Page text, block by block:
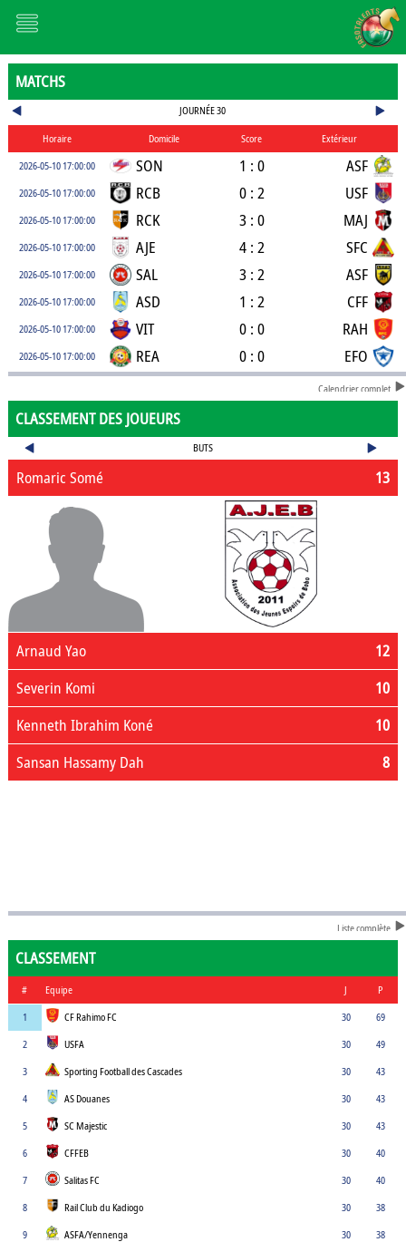
MATCHS
JOURNÉE 30
Horaire Domicile Score
Extérieur
2026-05-10 17:00:00
SON 1 : 0 ASF
2026-05-10 17:00:00 RCB 0 : 2 USF
2026-05-10 17:00:00 RCK 3 : 0 MAJ
2026-05-10 17:00:00 AJE 4 : 2 SFC
2026-05-10 17:00:00 SAL 3 : 2 ASF
2026-05-10 17:00:00 ASD 1 : 2 CFF
2026-05-10 17:00:00 VIT 0 : 0 RAH
2026-05-10 17:00:00 REA 0 : 0 EFO
Calendrier complet
CLASSEMENT DES JOUEURS
BUTS
13
Romaric Somé
12
Arnaud Yao
10
Severin Komi
10
Kenneth Ibrahim Koné
8
Sansan Hassamy Dah
Liste complète
CLASSEMENT
# Equipe J
P
1
CF Rahimo FC 30
69
2
USFA 30
49
3
Sporting Football des Cascades 30
43
4
AS Douanes 30
43
5
SC Majestic 30
43
6
CFFEB 30
40
7
Salitas FC 30
40
8
Rail Club du Kadiogo 30
38
9
ASFA/Yennenga 30
38